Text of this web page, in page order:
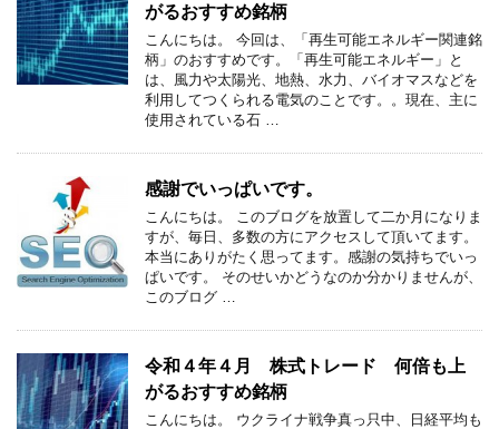
がるおすすめ銘柄
こんにちは。 今回は、「再生可能エネルギー関連銘
柄」のおすすめです。「再生可能エネルギー」と
は、風力や太陽光、地熱、水力、バイオマスなどを
利用してつくられる電気のことです。。現在、主に
使用されている石 …
感謝でいっぱいです。
こんにちは。 このブログを放置して二か月になりま
すが、毎日、多数の方にアクセスして頂いてます。
本当にありがたく思ってます。感謝の気持ちでいっ
ぱいです。 そのせいかどうなのか分かりませんが、
このブログ …
令和４年４月 株式トレード 何倍も上
がるおすすめ銘柄
こんにちは。 ウクライナ戦争真っ只中、日経平均も